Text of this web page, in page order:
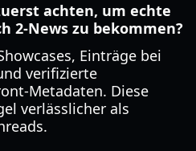
achten, um echte
2-News zu bekommen?
Einträge bei
verifizierte
Metadaten. Diese
verlässlicher als